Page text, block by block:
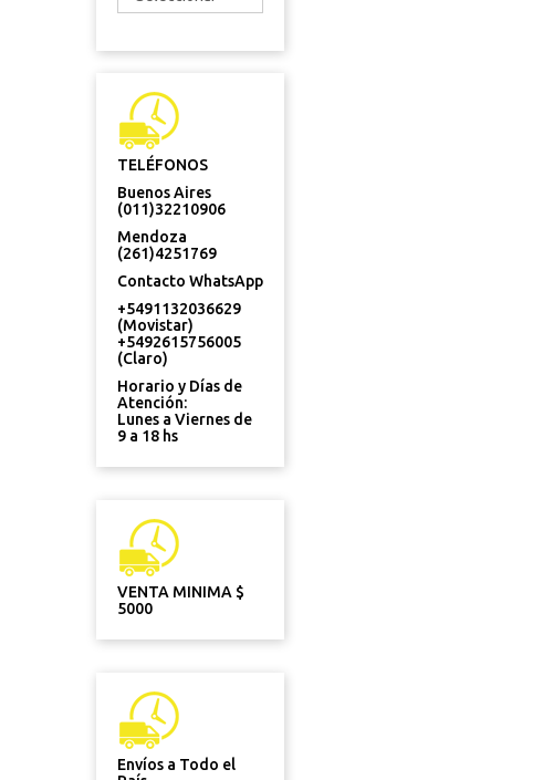
TELÉFONOS
Buenos Aires
(011)32210906
Mendoza
(261)4251769
Contacto WhatsApp
+5491132036629
(Movistar)
+5492615756005
(Claro)
Horario y Días de
Atención:
Lunes a Viernes de
9 a 18 hs
VENTA MINIMA $
5000
Envíos a Todo el